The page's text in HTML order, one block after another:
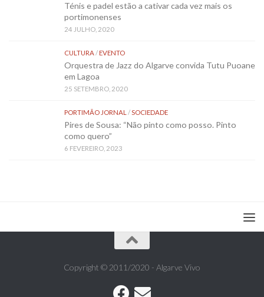
Ténis e padel estão a cativar cada vez mais os
portimonenses
24 JULHO, 2020
CULTURA/EVENTO
Orquestra de Jazz do Algarve convida Tutu Puoane
em Lagoa
25 SETEMBRO, 2020
PORTIMÃO JORNAL /SOCIEDADE
Pires de Sousa: “Não pinto como posso. Pinto
como quero”
6 FEVEREIRO, 2023
Copyright © 2011/2020 - Algarve Vivo